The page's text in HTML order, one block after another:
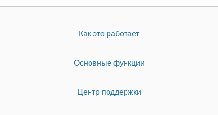
Как это работает
Основные функции
Центр поддержки